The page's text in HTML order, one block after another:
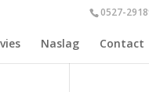
0527-
Naslag Contact